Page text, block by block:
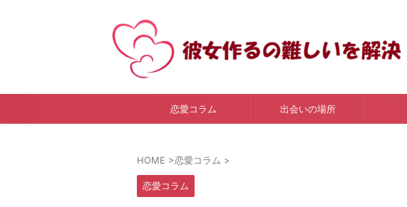
恋愛コラム 出会いの場所
HOME >恋愛コラム >
恋愛コラム